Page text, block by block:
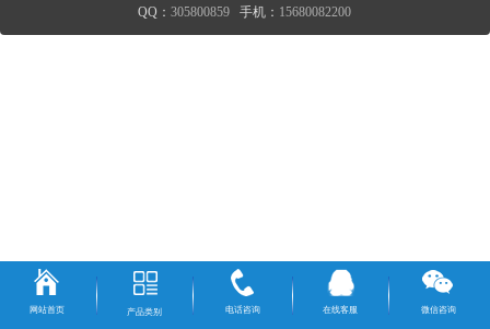
QQ：305800859 手机： 15680082200
网站首页 产品类别 电话咨询 在线客服 微信咨询